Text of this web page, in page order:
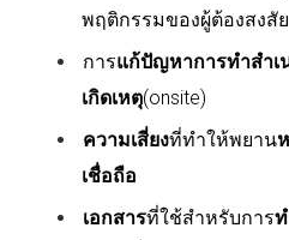
พฤติกรรมของผู้ต้องสงสัย
การแก้ปัญหาการทำสำ
เกิดเหตุ(onsite)
ความเสี่ยงที่ทำให้พยาน
เชื่อถือ
เอกสารที่ใช้สำหรับการ